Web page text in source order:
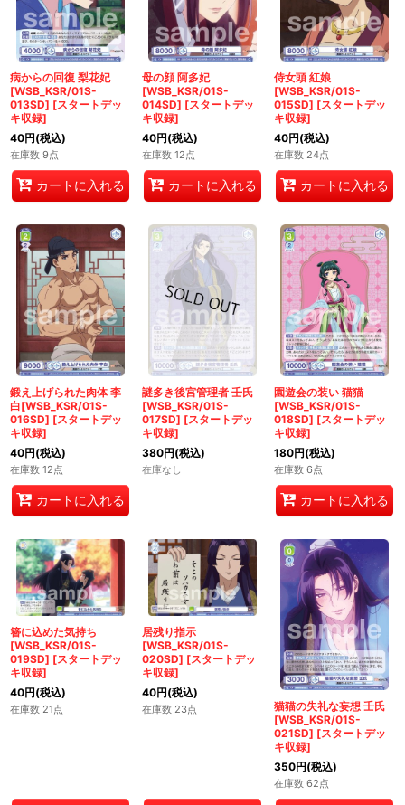
病からの回復 梨花妃
[WSB_KSR/01S-
013SD] [スタートデッ
キ収録]
40円(税込)
在庫数 9点
カートに入れる
母の顔 阿多妃
[WSB_KSR/01S-
014SD] [スタートデッ
キ収録]
40円(税込)
在庫数 12点
カートに入れる
侍女頭 紅娘
[WSB_KSR/01S-
015SD] [スタートデッ
キ収録]
40円(税込)
在庫数 24点
カートに入れる
鍛え上げられた肉体 李
白[WSB_KSR/01S-
016SD] [スタートデッ
キ収録]
40円(税込)
在庫数 12点
カートに入れる
謎多き後宮管理者 壬氏
[WSB_KSR/01S-
017SD] [スタートデッ
キ収録]
380円(税込)
在庫なし
園遊会の装い 猫猫
[WSB_KSR/01S-
018SD] [スタートデッ
キ収録]
180円(税込)
在庫数 6点
カートに入れる
簪に込めた気持ち
[WSB_KSR/01S-
019SD] [スタートデッ
キ収録]
40円(税込)
在庫数 21点
居残り指示
[WSB_KSR/01S-
020SD] [スタートデッ
キ収録]
40円(税込)
在庫数 23点
猫猫の失礼な妄想 壬氏
[WSB_KSR/01S-
021SD] [スタートデッ
キ収録]
350円(税込)
在庫数 62点